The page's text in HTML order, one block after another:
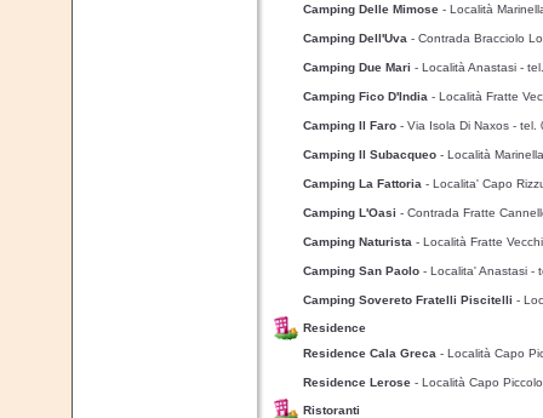
Camping Delle Mimose - Località
Camping Dell'Uva - Contrada Bracciolo
Camping Due Mari - Località Anastasi -
Camping Fico D'India - Località Fratte
Camping Il Faro - Via Isola Di Naxos - tel.
Camping Il Subacqueo - Località
Camping La Fattoria - Localita' Capo
Camping L'Oasi - Contrada Fratte
Camping Naturista - Località Fratte
Camping San Paolo - Localita' Anastasi -
Camping Sovereto Fratelli Piscitelli -
Residence
Residence Cala Greca - Località Capo
Residence Lerose - Località Capo
Ristoranti